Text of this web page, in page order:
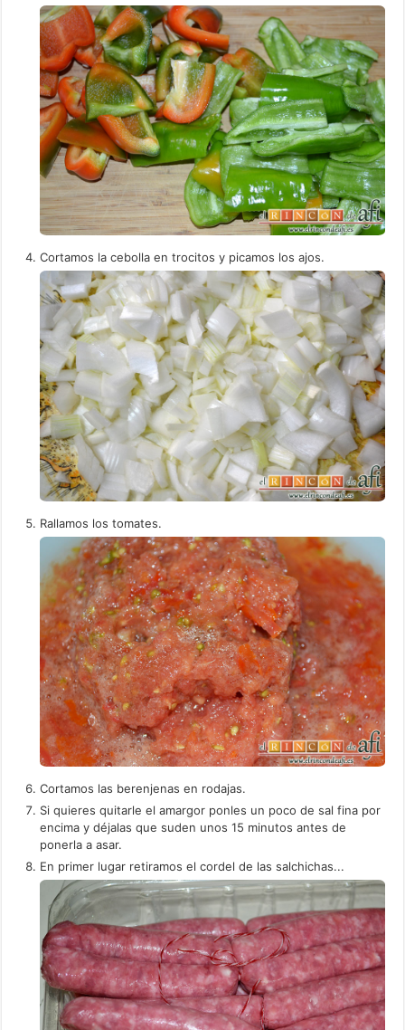
Cortamos la cebolla en trocitos y picamos los ajos.
Rallamos los tomates.
Cortamos las berenjenas en rodajas.
Si quieres quitarle el amargor ponles un poco de sal fina por
encima y déjalas que suden unos 15 minutos antes de
ponerla a asar.
En primer lugar retiramos el cordel de las salchichas...